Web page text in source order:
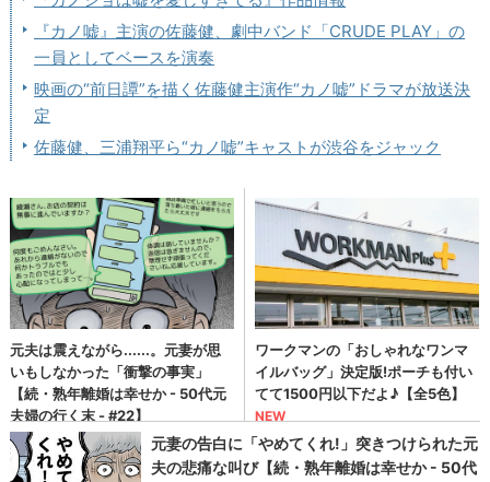
『カノ嘘』主演の佐藤健、劇中バンド「CRUDE PLAY」の
一員としてベースを演奏
映画の“前日譚”を描く佐藤健主演作“カノ嘘”ドラマが放送決
定
佐藤健、三浦翔平ら“カノ嘘”キャストが渋谷をジャック